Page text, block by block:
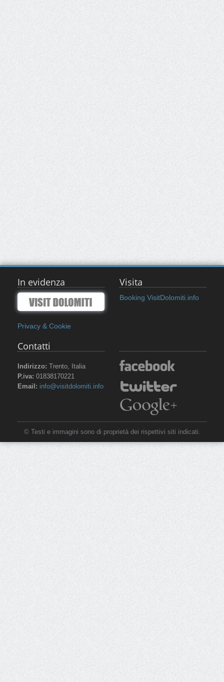
In evidenza
Privacy & Cookie
Visita
Booking VisitDolomiti.info
Contatti
Indirizzo: Trento, Italia
P.iva: 01838170221
Email: info@visitdolomiti.info
© Testi e immagini sono di proprietà dei rispettivi siti indicati.